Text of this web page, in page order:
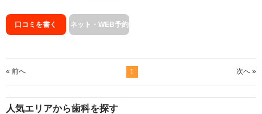
口コミを書く ネット・WEB予約
« 前へ 1 次へ »
人気エリアから歯科を探す